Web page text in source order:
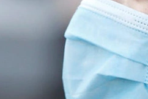
gớm nhất Hoa Cỏ May sau 25 năm: Nhan
đẹp hơn thời mới vào nghề
rác, người phụ nữ bất ngờ nhặt được
mặt từ thẻ tín dụng?
Phùng Hồng Huệ SN 1998 và 11 người
thuốc sinh lý nam